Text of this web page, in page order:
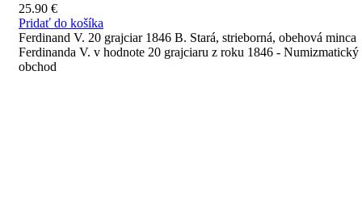
25.90 €
Pridať do košíka
Ferdinand V. 20 grajciar 1846 B. Stará, strieborná, obehová minca
Ferdinanda V. v hodnote 20 grajciaru z roku 1846 - Numizmatický
obchod